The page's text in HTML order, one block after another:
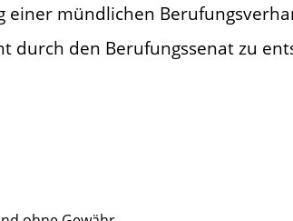
einer mündlichen
durch den Berufungssenat zu